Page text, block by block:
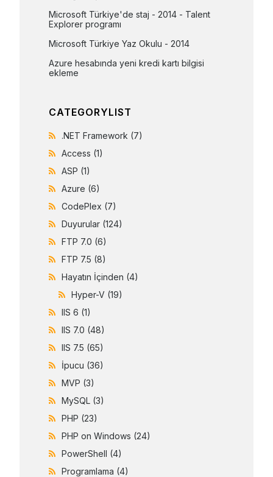
Microsoft Türkiye'de staj - 2014 - Talent
Explorer programı
Microsoft Türkiye Yaz Okulu - 2014
Azure hesabında yeni kredi kartı bilgisi
ekleme
CATEGORYLIST
.NET Framework (7)
Access (1)
ASP (1)
Azure (6)
CodePlex (7)
Duyurular (124)
FTP 7.0 (6)
FTP 7.5 (8)
Hayatın İçinden (4)
Hyper-V (19)
IIS 6 (1)
IIS 7.0 (48)
IIS 7.5 (65)
İpucu (36)
MVP (3)
MySQL (3)
PHP (23)
PHP on Windows (24)
PowerShell (4)
Programlama (4)